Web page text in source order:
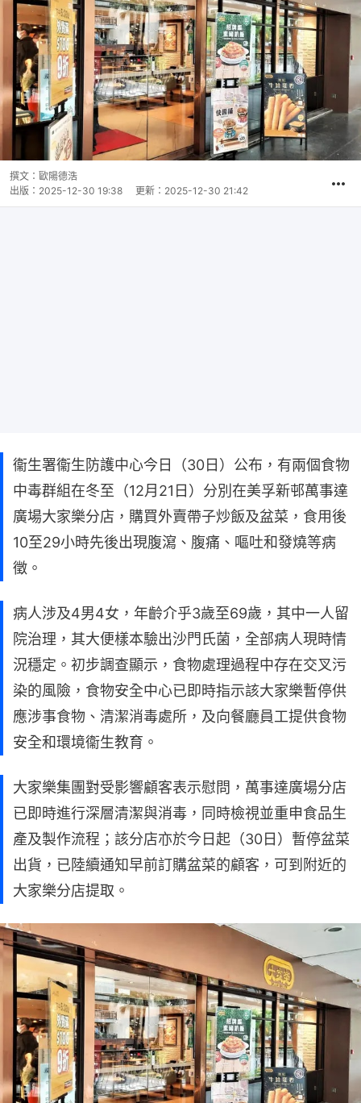
撰文： 歐陽德浩
出版： 2025-12-30 19:38 更新： 2025-12-30 21:42
衞生署衞生防護中心今日（30日）公布，有兩個食物
中毒群組在冬至（12月21日）分別在美孚新邨萬事達
廣場大家樂分店，購買外賣帶子炒飯及盆菜，食用後
10至29小時先後出現腹瀉、腹痛、嘔吐和發燒等病
徵。
病人涉及4男4女，年齡介乎3歲至69歲，其中一人留
院治理，其大便樣本驗出沙門氏菌，全部病人現時情
況穩定。初步調查顯示，食物處理過程中存在交叉污
染的風險，食物安全中心已即時指示該大家樂暫停供
應涉事食物、清潔消毒處所，及向餐廳員工提供食物
安全和環境衞生教育。
大家樂集團對受影響顧客表示慰問，萬事達廣場分店
已即時進行深層清潔與消毒，同時檢視並重申食品生
產及製作流程；該分店亦於今日起（30日）暫停盆菜
出貨，已陸續通知早前訂購盆菜的顧客，可到附近的
大家樂分店提取。